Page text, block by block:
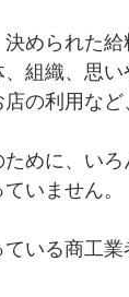
められた
組織、思
の利用な
めに、い
いません。
いる商工